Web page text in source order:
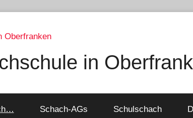
in
Schach-AGs Schulschach